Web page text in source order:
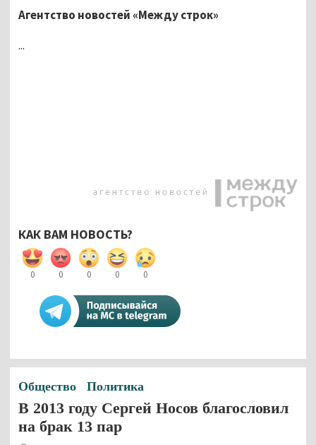
Агентство новостей «Между строк»
...
КАК ВАМ НОВОСТЬ?
0 0 0 0 0
Общество Политика
В 2013 году Сергей Носов благословил
на брак 13 пар